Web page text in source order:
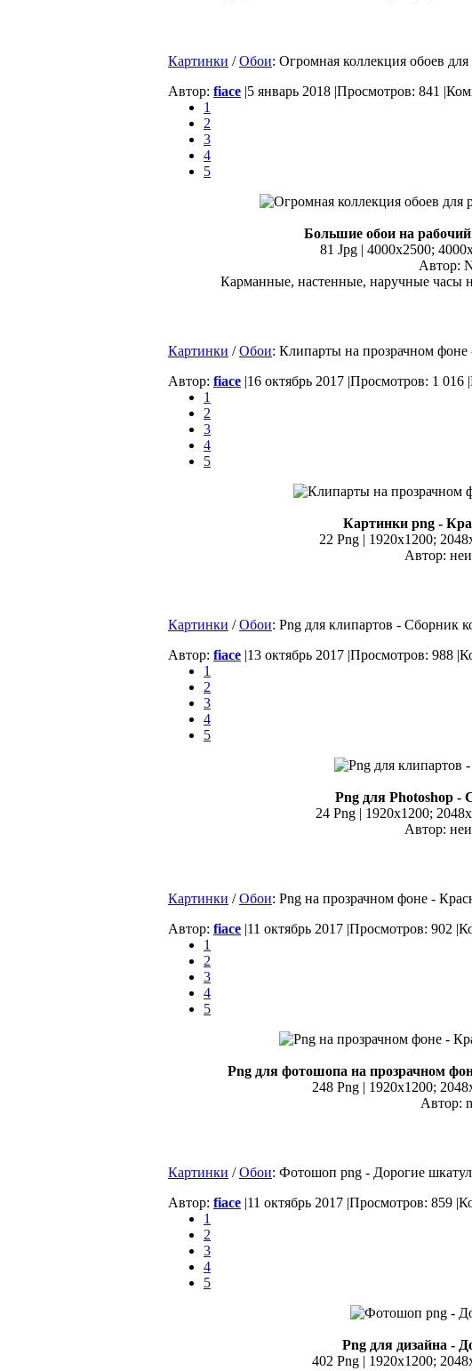
Картинки /Обои: Огромная коллекция обоев
Автор: fiace |5 январь 2018 |Просмотров: 841 |
1
2
3
4
5
Большие обои на
81 Jpg | 4000x2500;
Автор:
Карманные, настенные, наручные часы
Картинки /Обои: Клипарты на прозрачном
Автор: fiace |16 октябрь 2017 |Просмотров: 1 016 |
1
2
3
4
5
Картинки png -
22 Png | 1920x1200;
Автор:
Картинки /Обои: Png для клипартов - Сборник
Автор: fiace |13 октябрь 2017 |Просмотров: 988 |
1
2
3
4
5
Png для Photoshop -
24 Png | 1920x1200;
Автор:
Картинки /Обои: Png на прозрачном фоне -
Автор: fiace |11 октябрь 2017 |Просмотров: 902 |
1
2
3
4
5
Png для фотошопа на прозрачном
248 Png | 1920x1200;
Автор:
Картинки /Обои: Фотошоп png - Дорогие
Автор: fiace |11 октябрь 2017 |Просмотров: 859 |
1
2
3
4
5
Png для дизайна -
402 Png | 1920x1200;